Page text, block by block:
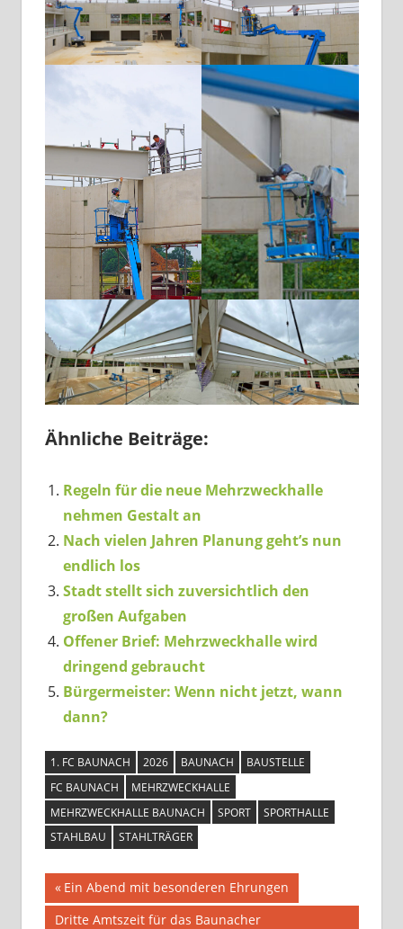
Ähnliche Beiträge:
Regeln für die neue Mehrzweckhalle
nehmen Gestalt an
Nach vielen Jahren Planung geht’s nun
endlich los
Stadt stellt sich zuversichtlich den
großen Aufgaben
Offener Brief: Mehrzweckhalle wird
dringend gebraucht
Bürgermeister: Wenn nicht jetzt, wann
dann?
1. FC BAUNACH 2026 BAUNACH
BAUSTELLE
FC BAUNACH
MEHRZWECKHALLE
MEHRZWECKHALLE BAUNACH
SPORT
SPORTHALLE
STAHLBAU
STAHLTRÄGER
Beitragsnavigation
Vorheriger
Beitrag:
Ein Abend mit besonderen Ehrungen
Nächster
Dritte Amtszeit für das Baunacher